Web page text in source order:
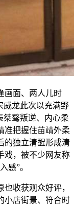
画面、两人儿时
威龙此次以充满野
桀骜叛逆、内心柔
准把握住苗靖外柔
的独立清醒形成清
戏，被不少网友称
感”。
收获观众好评，
小店街景、符合时